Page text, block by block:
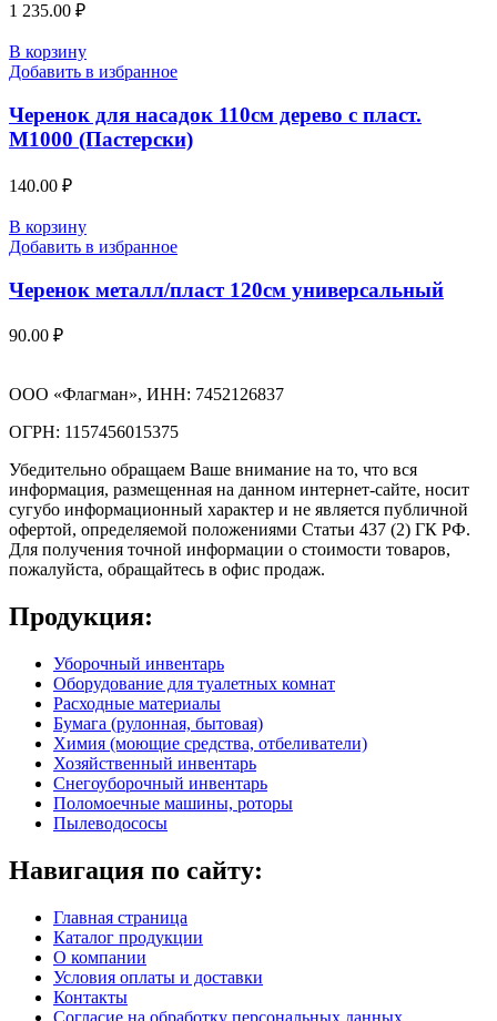
1 235.00 ₽
В корзину
Добавить в избранное
Черенок для насадок 110см дерево с пласт.
М1000 (Пастерски)
140.00 ₽
В корзину
Добавить в избранное
Черенок металл/пласт 120см универсальный
90.00 ₽
ООО «Флагман», ИНН: 7452126837
ОГРН: 1157456015375
Убедительно обращаем Ваше внимание на то, что вся
информация, размещенная на данном интернет-сайте, носит
сугубо информационный характер и не является публичной
офертой, определяемой положениями Статьи 437 (2) ГК РФ.
Для получения точной информации о стоимости товаров,
пожалуйста, обращайтесь в офис продаж.
Продукция:
Уборочный инвентарь
Оборудование для туалетных комнат
Расходные материалы
Бумага (рулонная, бытовая)
Химия (моющие средства, отбеливатели)
Хозяйственный инвентарь
Снегоуборочный инвентарь
Поломоечные машины, роторы
Пылеводососы
Навигация по сайту:
Главная страница
Каталог продукции
О компании
Условия оплаты и доставки
Контакты
Согласие на обработку персональных данных